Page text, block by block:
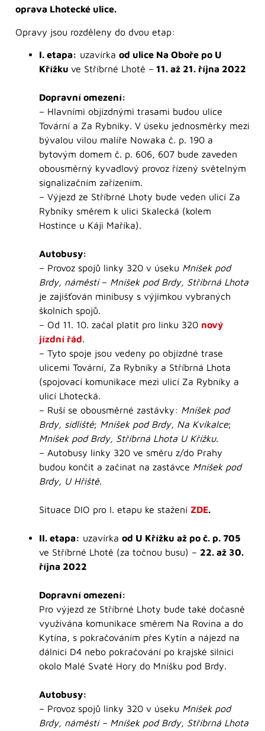
oprava Lhotecké ulice.
Opravy jsou rozděleny do dvou etap:
I. etapa: uzavírka od ulice Na Oboře po U
Křížku ve Stříbrné Lhotě – 11. až 21. října 2022
Dopravní omezení:
– Hlavními objízdnými trasami budou ulice
Tovární a Za Rybníky. V úseku jednosměrky mezi
bývalou vilou malíře Nowaka č. p. 190 a
bytovým domem č. p. 606, 607 bude zaveden
obousměrný kyvadlový provoz řízený světelným
signalizačním zařízením.
– Výjezd ze Stříbrné Lhoty bude veden ulicí Za
Rybníky směrem k ulici Skalecká (kolem
Hostince u Káji Maříka).
Autobusy:
– Provoz spojů linky 320 v úseku Mníšek pod
Brdy, náměstí– Mníšek pod Brdy, Stříbrná Lhota
je zajišťován minibusy s výjimkou vybraných
školních spojů.
– Od 11. 10. začal platit pro linku 320 nový
jízdní řád.
– Tyto spoje jsou vedeny po objízdné trase
ulicemi Tovární, Za Rybníky a Stříbrná Lhota
(spojovací komunikace mezi ulicí Za Rybníky a
ulicí Lhotecká.
– Ruší se obousměrné zastávky: Mníšek pod
Brdy, sídliště; Mníšek pod Brdy, Na Kvíkalce;
Mníšek pod Brdy, Stříbrná Lhota U Křížku.
– Autobusy linky 320 ve směru z/do Prahy
budou končit a začínat na zastávce Mníšek pod
Brdy, U Hřiště.
Situace DIO pro I. etapu ke stažení ZDE.
II. etapa: uzavírka od U Křížku až po č. p. 705
ve Stříbrné Lhotě (za točnou busu) – 22. až 30.
října 2022
Dopravní omezení:
Pro výjezd ze Stříbrné Lhoty bude také dočasně
využívána komunikace směrem Na Rovina a do
Kytína, s pokračováním přes Kytín a nájezd na
dálnici D4 nebo pokračování po krajské silnici
okolo Malé Svaté Hory do Mníšku pod Brdy.
Autobusy:
– Provoz spojů linky 320 v úseku Mníšek pod
Brdy, náměstí – Mníšek pod Brdy, Stříbrná Lhota